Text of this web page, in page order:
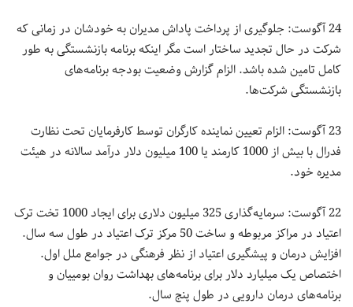
24 آگوست: جلوگیری از پرداخت پاداش مدیران به خودشان در زمانی که
شرکت در حال تجدید ساختار است مگر اینکه برنامه بازنشستگی به طور
کامل تامین شده باشد. الزام گزارش وضعیت بودجه برنامه‌های
بازنشستگی شرکت‌ها.
23 آگوست: الزام تعیین نماینده کارگران توسط کارفرمایان تحت نظارت
فدرال با بیش از 1000 کارمند یا 100 میلیون دلار درآمد سالانه در هیئت
مدیره خود.
22 آگوست: سرمایه‌گذاری 325 میلیون دلاری برای ایجاد 1000 تخت ترک
اعتیاد در مراکز مربوطه و ساخت 50 مرکز ترک اعتیاد در طول سه سال.
افزایش درمان و پیشگیری اعتیاد از نظر فرهنگی در جوامع ملل اول.
اختصاص یک میلیارد دلار برای برنامه‌های بهداشت روان بومییان و
برنامه‌های درمان دارویی در طول پنج سال.